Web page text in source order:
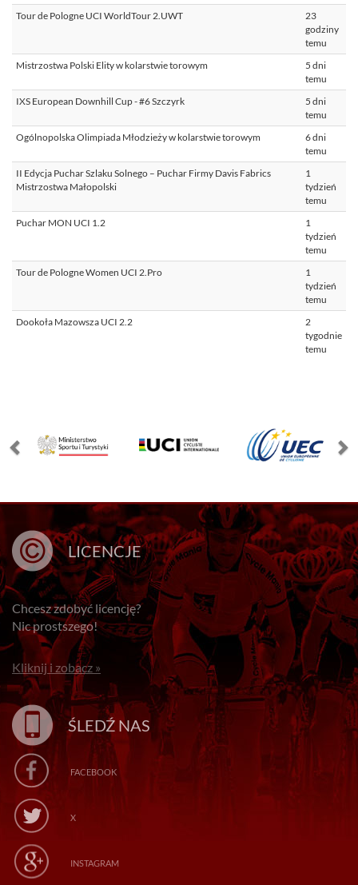
Tour de Pologne UCI WorldTour 2.UWT
23
godziny
temu
Mistrzostwa Polski Elity w kolarstwie torowym
5 dni
temu
IXS European Downhill Cup - #6 Szczyrk
5 dni
temu
Ogólnopolska Olimpiada Młodzieży w kolarstwie torowym
6 dni
temu
II Edycja Puchar Szlaku Solnego – Puchar Firmy Davis Fabrics
Mistrzostwa Małopolski
1
tydzień
temu
Puchar MON UCI 1.2
1
tydzień
temu
Tour de Pologne Women UCI 2.Pro
1
tydzień
temu
Dookoła Mazowsza UCI 2.2
2
tygodnie
temu
LICENCJE
Chcesz zdobyć licencję?
Nic prostszego!
Kliknij i zobacz »
ŚLEDŹ NAS
FACEBOOK
X
INSTAGRAM